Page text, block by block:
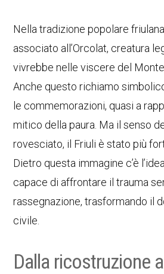
Nella tradizione popolare
associato all’Orcolat, creatura
vivrebbe nelle viscere del Monte
Anche questo richiamo
le commemorazioni, quasi a
mitico della paura. Ma il senso
rovesciato, il Friuli è stato più
Dietro questa immagine c’è
capace di affrontare il trauma
rassegnazione, trasformando il
civile.
Dalla ricostruzione